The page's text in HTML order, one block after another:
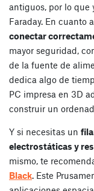
antiguos, por lo que
Faraday. En cuanto
conectar
mayor seguridad,
de la fuente de
dedica algo de
PC impresa en 3D
construir un
Y si necesitas un
electrostáticas y
mismo, te
Black. Este